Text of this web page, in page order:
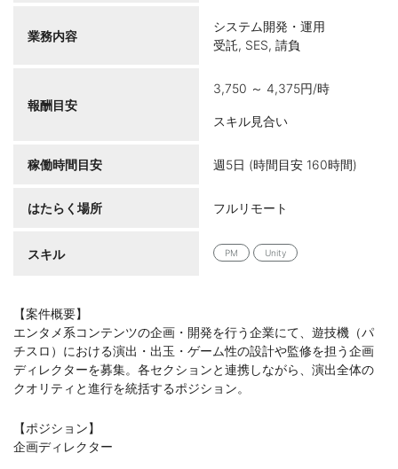
業務内容
システム開発・運用
受託, SES, 請負
報酬目安
3,750 ～ 4,375円/時
スキル見合い
稼働時間目安 週5日 (時間目安 160時間)
はたらく場所 フルリモート
スキル PM Unity
【案件概要】
エンタメ系コンテンツの企画・開発を行う企業にて、遊技機（パ
チスロ）における演出・出玉・ゲーム性の設計や監修を担う企画
ディレクターを募集。各セクションと連携しながら、演出全体の
クオリティと進行を統括するポジション。
【ポジション】
企画ディレクター